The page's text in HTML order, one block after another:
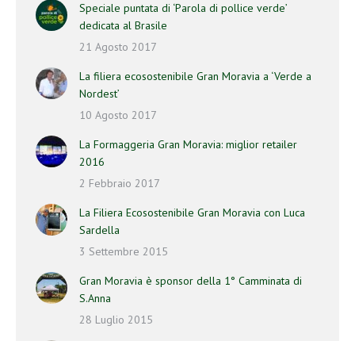
Speciale puntata di ‘Parola di pollice verde’
dedicata al Brasile
21 Agosto 2017
La filiera ecosostenibile Gran Moravia a ‘Verde a
Nordest’
10 Agosto 2017
La Formaggeria Gran Moravia: miglior retailer
2016
2 Febbraio 2017
La Filiera Ecosostenibile Gran Moravia con Luca
Sardella
3 Settembre 2015
Gran Moravia è sponsor della 1° Camminata di
S.Anna
28 Luglio 2015